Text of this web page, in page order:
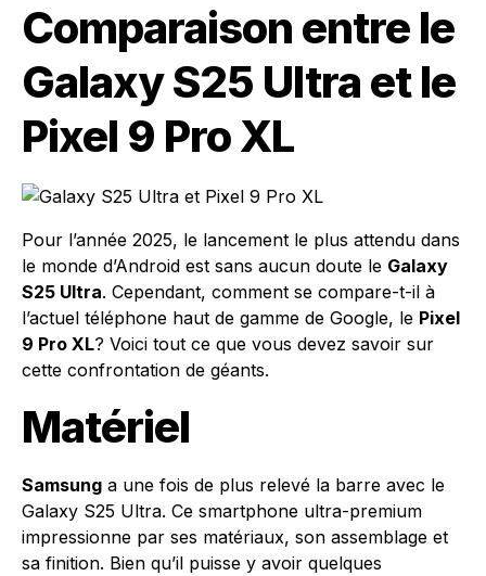
Comparaison entre le
Galaxy S25 Ultra et le
Pixel 9 Pro XL
Pour l’année 2025, le lancement le plus attendu dans
le monde d’Android est sans aucun doute le Galaxy
S25 Ultra. Cependant, comment se compare-t-il à
l’actuel téléphone haut de gamme de Google, le Pixel
9 Pro XL? Voici tout ce que vous devez savoir sur
cette confrontation de géants.
Matériel
Samsung a une fois de plus relevé la barre avec le
Galaxy S25 Ultra. Ce smartphone ultra-premium
impressionne par ses matériaux, son assemblage et
sa finition. Bien qu’il puisse y avoir quelques